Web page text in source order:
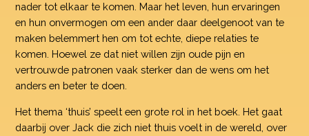
nader tot elkaar te komen. Maar het leven, hun ervaringen
en hun onvermogen om een ander daar deelgenoot van te
maken belemmert hen om tot echte, diepe relaties te
komen. Hoewel ze dat niet willen zijn oude pijn en
vertrouwde patronen vaak sterker dan de wens om het
anders en beter te doen.
Het thema ‘thuis’ speelt een grote rol in het boek. Het gaat
daarbij over Jack die zich niet thuis voelt in de wereld, over